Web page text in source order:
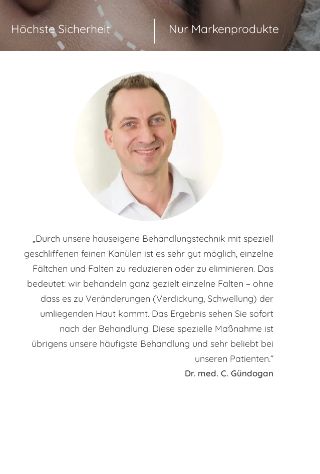
Höchste Sicherheit Nur Markenprodukte
„Durch unsere hauseigene Behandlungstechnik mit speziell
geschliffenen feinen Kanülen ist es sehr gut möglich, einzelne
Fältchen und Falten zu reduzieren oder zu eliminieren. Das
bedeutet: wir behandeln ganz gezielt einzelne Falten – ohne
dass es zu Veränderungen (Verdickung, Schwellung) der
umliegenden Haut kommt. Das Ergebnis sehen Sie sofort
nach der Behandlung. Diese spezielle Maßnahme ist
übrigens unsere häufigste Behandlung und sehr beliebt bei
unseren Patienten.“
Dr. med. C. Gündogan